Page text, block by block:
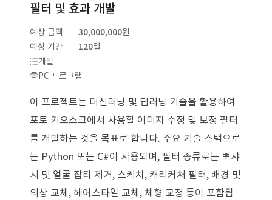
필터 및 효과 개발
예상 금액
30,000,000원
예상 기간
120일
개발
PC 프로그램
이 프로젝트는 머신러닝 및 딥러닝 기술을 활용하여
포토 키오스크에서 사용할 이미지 수정 및 보정 필터
를 개발하는 것을 목표로 합니다. 주요 기술 스택으로
는 Python 또는 C#이 사용되며, 필터 종류로는 뽀샤
시 및 얼굴 잡티 제거, 스케치, 캐리커처 필터, 배경 및
의상 교체, 헤어스타일 교체, 체형 교정 등이 포함됩